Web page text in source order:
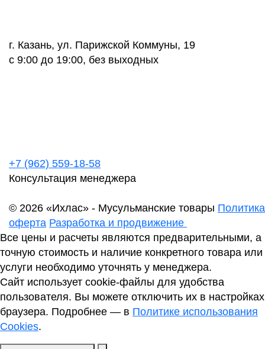
г. Казань, ул. Парижской Коммуны, 19
с 9:00 до 19:00, без выходных
+7 (962) 559-18-58
Консультация менеджера
© 2026 «Ихлас» - Мусульманские товары
оферта Разработка и продвижение
Все цены и расчеты являются предварительными, а
точную стоимость и наличие конкретного товара или
услуги необходимо уточнять у менеджера.
Сайт использует cookie-файлы для удобства
пользователя. Вы можете отключить их в настройках
браузера. Подробнее — в Политике использования
Cookies.